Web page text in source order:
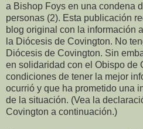
a Bishop Foys en una condena
personas (2). Esta publicación
blog original con la información
la Diócesis de Covington. No
Diócesis de Covington. Sin
en solidaridad con el Obispo de
condiciones de tener la mejor
ocurrió y que ha prometido una
de la situación. (Vea la
Covington a continuación.)